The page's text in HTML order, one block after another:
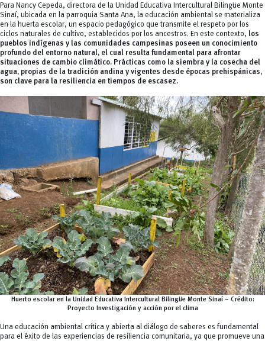
Para Nancy Cepeda, directora de la Unidad Educativa Intercultural Bilingüe Monte
Sinaí, ubicada en la parroquia Santa Ana, la educación ambiental se materializa
en la huerta escolar, un espacio pedagógico que transmite el respeto por los
ciclos naturales de cultivo, establecidos por los ancestros. En este contexto, los
pueblos indígenas y las comunidades campesinas poseen un conocimiento
profundo del entorno natural, el cual resulta fundamental para afrontar
situaciones de cambio climático. Prácticas como la siembra y la cosecha del
agua, propias de la tradición andina y vigentes desde épocas prehispánicas,
son clave para la resiliencia en tiempos de escasez.
Huerto escolar en la Unidad Educativa Intercultural Bilingüe Monte Sinaí – Crédito:
Proyecto Investigación y acción por el clima
Una educación ambiental crítica y abierta al diálogo de saberes es fundamental
para el éxito de las experiencias de resiliencia comunitaria, ya que promueve una